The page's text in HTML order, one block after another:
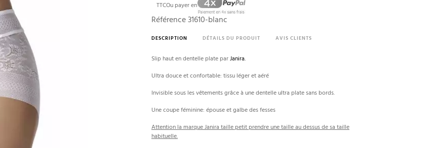
TTCOu payer en
Référence31610-blanc
DESCRIPTION DÉTAILS DU PRODUIT AVIS CLIENTS
Slip haut en dentelle plate parJanira.
Ultra douce et confortable: tissu léger et aéré
Invisible sous les vêtements grâce à une dentelle ultra plate sans bords.
Une coupe féminine: épouse et galbe des fesses
Attention la marque Janira taille petit prendre une taille au dessus de sa taille
habituelle.